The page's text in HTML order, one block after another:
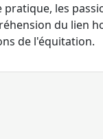
les
du lien
de l'équitation.